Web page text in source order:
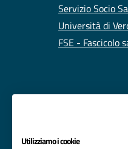
Servizio Socio
Università di
FSE - Fascicolo
Utilizziamo i cookie